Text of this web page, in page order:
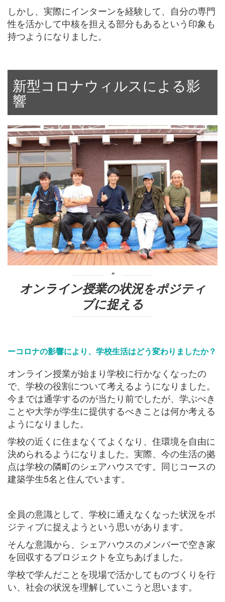
しかし、実際にインターンを経験して、自分の専門
性を活かして中核を担える部分もあるという印象も
持つようになりました。
新型コロナウィルスによる影
響
オンライン授業の状況をポジティ
ブに捉える
ーコロナの影響により、学校生活はどう変わりましたか？
オンライン授業が始まり学校に行かなくなったの
で、学校の役割について考えるようになりました。
今までは通学するのが当たり前でしたが、学ぶべき
ことや大学が学生に提供するべきことは何か考える
ようになりました。
学校の近くに住まなくてよくなり、住環境を自由に
決められるようになりました。実際、今の生活の拠
点は学校の隣町のシェアハウスです。同じコースの
建築学生5名と住んでいます。
全員の意識として、学校に通えなくなった状況をポ
ジティブに捉えようという思いがあります。
そんな意識から、シェアハウスのメンバーで空き家
を回収するプロジェクトを立ちあげました。
学校で学んだことを現場で活かしてものづくりを行
い、社会の状況を理解していこうと思います。